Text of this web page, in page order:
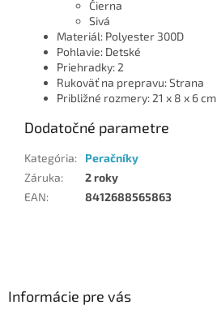
Čierna
Sivá
Materiál: Polyester 300D
Pohlavie: Detské
Priehradky: 2
Rukoväť na prepravu: Strana
Približné rozmery: 21 x 8 x 6 cm
Dodatočné parametre
Kategória:
Peračníky
Záruka:
2 roky
EAN: 8412688565863
Informácie pre vás